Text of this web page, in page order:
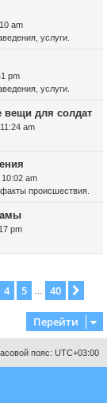
am
услуги.
pm
услуги.
для солдат
am
am
происшествия.
pm
из 40
4 5 40
Перейти
пояс: UTC+03:00